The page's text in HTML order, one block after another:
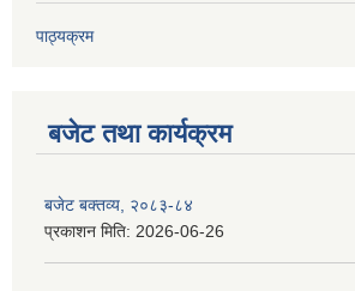
पाठ्यक्रम
बजेट तथा कार्यक्रम
बजेट बक्तव्य, २०८३-८४
प्रकाशन मिति: 2026-06-26